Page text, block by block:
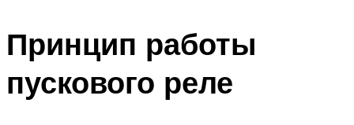
Принцип работы
пускового реле